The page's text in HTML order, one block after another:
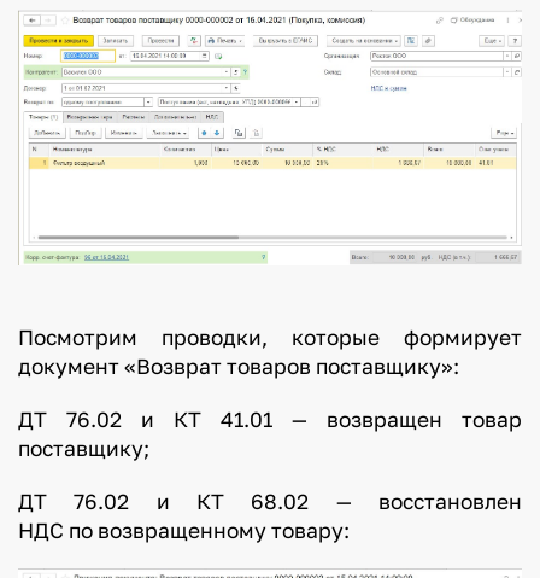
Посмотрим проводки, которые формирует
документ «Возврат товаров поставщику»:
ДТ 76.02 и КТ 41.01 — возвращен товар
поставщику;
ДТ 76.02 и КТ 68.02 — восстановлен
НДС по возвращенному товару: